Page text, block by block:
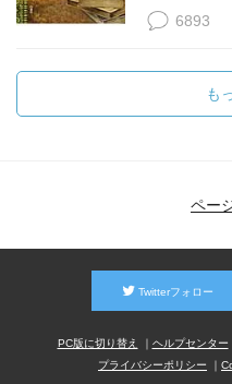
6893
も
ペー
Twitterフォロー
PC版に切り替え ヘルプセンター
プライバシーポリシー